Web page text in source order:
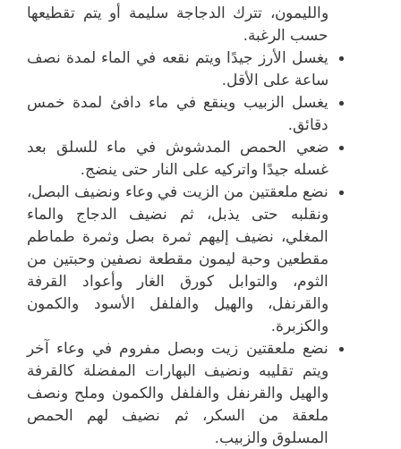
والليمون، تترك الدجاجة سليمة أو يتم تقطيعها
حسب الرغبة.
يغسل الأرز جيدًا ويتم نقعه في الماء لمدة نصف
ساعة على الأقل.
يغسل الزبيب وينقع في ماء دافئ لمدة خمس
دقائق.
ضعي الحمص المدشوش في ماء للسلق بعد
غسله جيدًا واتركيه على النار حتى ينضج.
نضع ملعقتين من الزيت في وعاء ونضيف البصل،
ونقلبه حتى يذبل، ثم نضيف الدجاج والماء
المغلي، نضيف إليهم ثمرة بصل وثمرة طماطم
مقطعين وحبة ليمون مقطعة نصفين وحبتين من
الثوم، والتوابل كورق الغار وأعواد القرفة
والقرنفل، والهيل والفلفل الأسود والكمون
والكزبرة.
نضع ملعقتين زيت وبصل مفروم في وعاء آخر
ويتم تقليبه ونضيف البهارات المفضلة كالقرفة
والهيل والقرنفل والفلفل والكمون وملح ونصف
ملعقة من السكر، ثم نضيف لهم الحمص
المسلوق والزبيب.